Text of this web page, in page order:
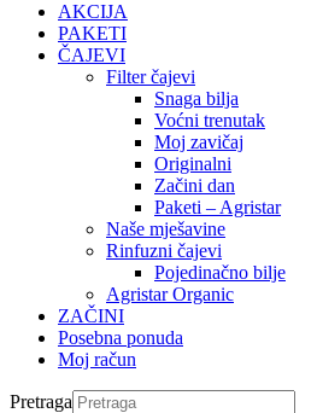
AKCIJA
PAKETI
ČAJEVI
Filter čajevi
Snaga bilja
Voćni trenutak
Moj zavičaj
Originalni
Začini dan
Paketi – Agristar
Naše mješavine
Rinfuzni čajevi
Pojedinačno bilje
Agristar Organic
ZAČINI
Posebna ponuda
Moj račun
Pretraga